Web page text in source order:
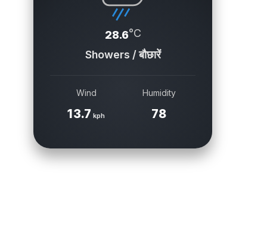
28.6°C
Showers / बौछारें
Wind
13.7 kph
Humidity
78